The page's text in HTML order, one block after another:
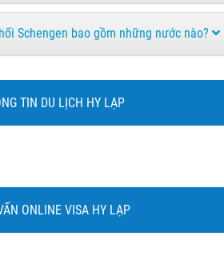
Schengen bao gồm những nước nào?
TIN DU LỊCH HY LẠP
ONLINE VISA HY LẠP